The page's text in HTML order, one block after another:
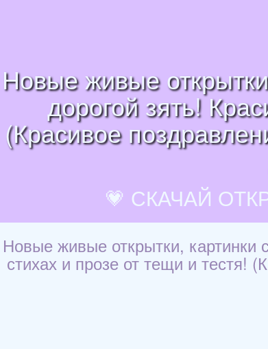
Новые живые
дорогой зять!
(Красивое
💗 СКАЧАЙ
Новые живые открытки, картинки
стихах и прозе от тещи и тестя!